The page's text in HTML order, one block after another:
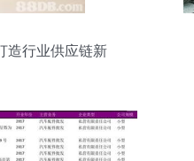
造行业供应链新